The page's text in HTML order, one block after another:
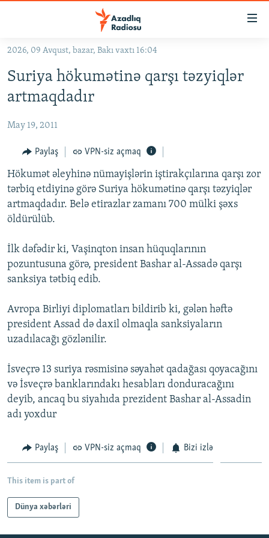
Əsas
qayıt
Əsas
naviqasiyaya
qayıt
#İZAHLA
KORRUPSIOMETR
#ƏSLINDƏ
FƏRQƏ BAX
QANUNI DOĞRU
ARAŞDIRMA
MULTIMEDIA
FOTOQALEREYA
İNFOQRAFIKA
KARIKATURA
OXU ZALI
AZƏRBAYCAN ƏDƏBIYYATI KITABXANASI
İSLAM VƏ DEMOKRATIYA
İZ - MƏDƏNIYYƏT PROQRAMI
HAQQIMIZDA
MISSIYAMIZ
PEŞƏ ETIKASI VƏ JURNALISTIKA STANDARTLARIMIZ
MATERIALLARIMIZDAN ISTIFADƏ
AZADLIQRADIOSU MOBIL TELEFONUNUZDA
BIZIMLƏ ƏLAQƏ
XƏBƏR BÜLLETENLƏRIMIZ
RFE/RL-in bütün saytları
2026, 09 Avqust, bazar, Bakı vaxtı 16:04
Suriya hökumətinə qarşı təzyiqlər
artmaqdadır
May 19, 2011
Paylaş VPN-siz açmaq
Hökumət əleyhinə nümayişlərin iştirakçılarına qarşı zor
tərbiq etdiyinə görə Suriya hökumətinə qarşı təzyiqlər
artmaqdadır. Belə etirazlar zamanı 700 mülki şəxs
öldürülüb.
İlk dəfədir ki, Vaşinqton insan hüquqlarının
pozuntusuna görə, president Bashar al-Assadə qarşı
sanksiya tətbiq edib.
Avropa Birliyi diplomatları bildirib ki, gələn həftə
president Assad də daxil olmaqla sanksiyaların
uzadılacağı gözlənilir.
İsveçrə 13 suriya rəsmisinə səyahət qadağası qoyacağını
və İsveçrə banklarındakı hesabları donduracağını
deyib, ancaq bu siyahıda prezident Bashar al-Assadin
adı yoxdur
Paylaş VPN-siz açmaq Bizi izlə
This item is part of
Dünya xəbərləri